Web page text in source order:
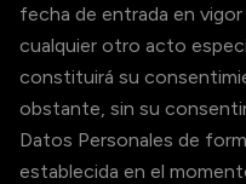
fecha de entrada en
cualquier otro acto
constituirá su
obstante, sin su
Datos Personales de
establecida en el